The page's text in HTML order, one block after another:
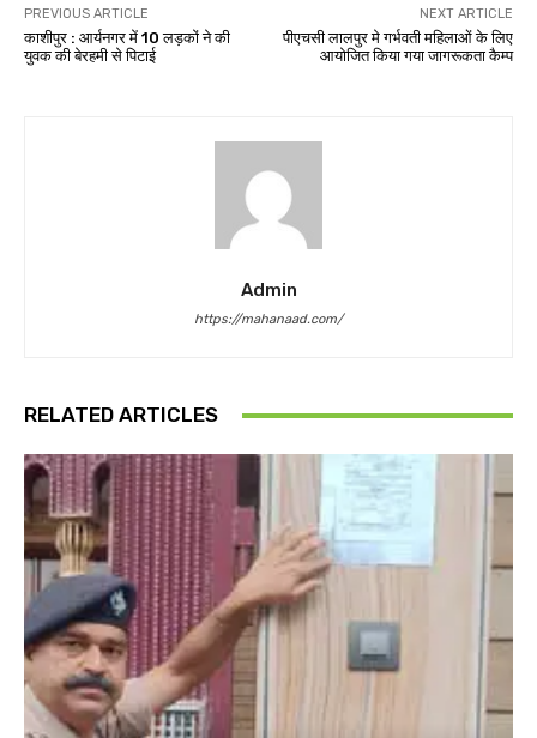
PREVIOUS ARTICLE
काशीपुर : आर्यनगर में 10 लड़कों ने की
युवक की बेरहमी से पिटाई
NEXT ARTICLE
पीएचसी लालपुर मे गर्भवती महिलाओं के लिए
आयोजित किया गया जागरूकता कैम्प
Admin
https://mahanaad.com/
RELATED ARTICLES